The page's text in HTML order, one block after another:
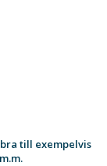
till exempelvis